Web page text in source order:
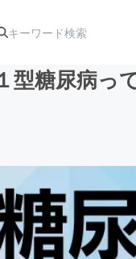
アート・写真
テクノロジー・ガジェ
型糖尿病